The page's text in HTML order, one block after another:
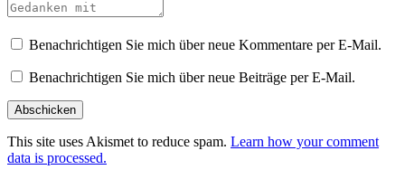
Benachrichtigen Sie mich über neue Kommentare per E-Mail.
Benachrichtigen Sie mich über neue Beiträge per E-Mail.
This site uses Akismet to reduce spam. Learn how your comment
data is processed.